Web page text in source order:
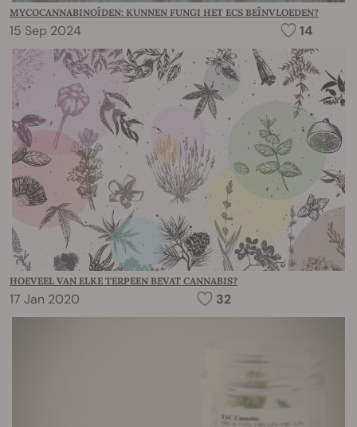
MYCOCANNABINOÏDEN: KUNNEN FUNGI HET ECS BEÏNVLOEDEN?
15 Sep 2024 14
HOEVEEL VAN ELKE TERPEEN BEVAT CANNABIS?
17 Jan 2020 32